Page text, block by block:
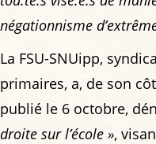
négationnisme
La FSU-SNUipp,
primaires, a, de son
publié le 6 octobre,
droite sur l’école »,